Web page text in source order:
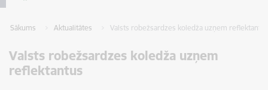
Sākums Aktualitātes Valsts robežsardzes koledža uzņem reflektantus
Valsts robežsardzes koledža uzņem
reflektantus